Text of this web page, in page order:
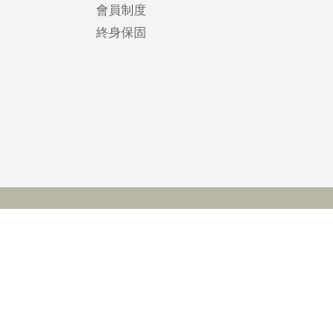
會員制度
終身保固